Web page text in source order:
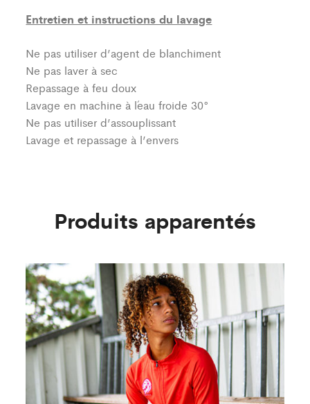
Entretien et instructions du lavage
Ne pas utiliser d’agent de blanchiment
Ne pas laver à sec
Repassage à feu doux
Lavage en machine à l´eau froide 30°
Ne pas utiliser d’assouplissant
Lavage et repassage à l’envers
Produits apparentés